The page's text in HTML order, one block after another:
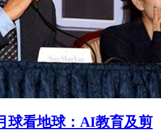
球看地球：AI教育及剪